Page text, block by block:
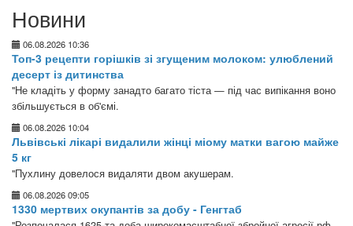
Новини
06.08.2026 10:36
Топ-3 рецепти горішків зі згущеним молоком: улюблений
десерт із дитинства
"Не кладіть у форму занадто багато тіста — під час випікання воно
збільшується в об'ємі.
06.08.2026 10:04
Львівські лікарі видалили жінці міому матки вагою майже
5 кг
"Пухлину довелося видаляти двом акушерам.
06.08.2026 09:05
1330 мертвих окупантів за добу - Генгтаб